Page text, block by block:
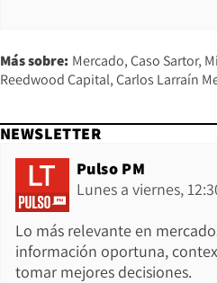
Más sobre: Mercado Caso Sartor
Reedwood Capital Carlos Larraín
NEWSLETTER
Pulso PM
Lunes a viernes,
Lo más relevante en
información oportuna,
tomar mejores decisiones.